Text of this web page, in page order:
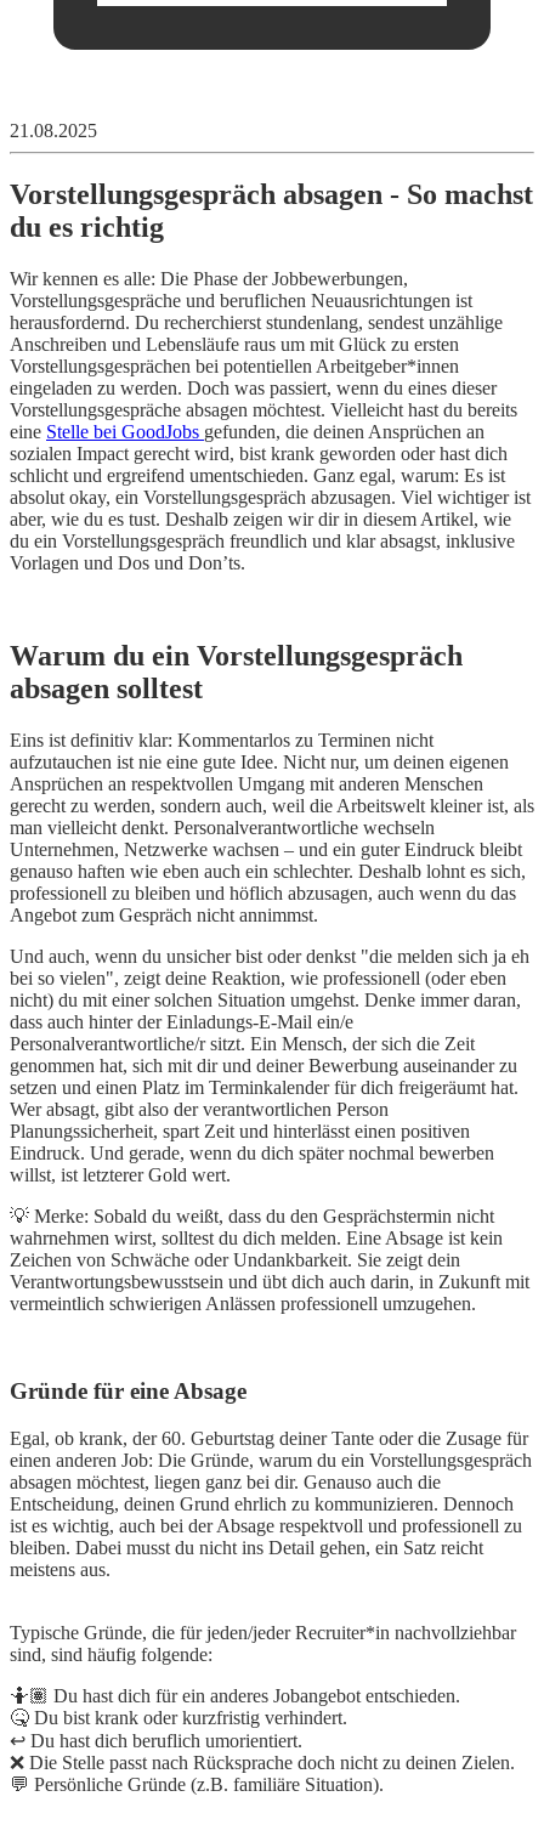
21.08.2025
Vorstellungsgespräch absagen - So machst
du es richtig
Wir kennen es alle: Die Phase der Jobbewerbungen,
Vorstellungsgespräche und beruflichen Neuausrichtungen ist
herausfordernd. Du recherchierst stundenlang, sendest unzählige
Anschreiben und Lebensläufe raus um mit Glück zu ersten
Vorstellungsgesprächen bei potentiellen Arbeitgeber*innen
eingeladen zu werden. Doch was passiert, wenn du eines dieser
Vorstellungsgespräche absagen möchtest. Vielleicht hast du bereits
eine Stelle bei GoodJobs gefunden, die deinen Ansprüchen an
sozialen Impact gerecht wird, bist krank geworden oder hast dich
schlicht und ergreifend umentschieden. Ganz egal, warum: Es ist
absolut okay, ein Vorstellungsgespräch abzusagen. Viel wichtiger ist
aber, wie du es tust. Deshalb zeigen wir dir in diesem Artikel, wie
du ein Vorstellungsgespräch freundlich und klar absagst, inklusive
Vorlagen und Dos und Don’ts.
Warum du ein Vorstellungsgespräch
absagen solltest
Eins ist definitiv klar: Kommentarlos zu Terminen nicht
aufzutauchen ist nie eine gute Idee. Nicht nur, um deinen eigenen
Ansprüchen an respektvollen Umgang mit anderen Menschen
gerecht zu werden, sondern auch, weil die Arbeitswelt kleiner ist, als
man vielleicht denkt. Personalverantwortliche wechseln
Unternehmen, Netzwerke wachsen – und ein guter Eindruck bleibt
genauso haften wie eben auch ein schlechter. Deshalb lohnt es sich,
professionell zu bleiben und höflich abzusagen, auch wenn du das
Angebot zum Gespräch nicht annimmst.
Und auch, wenn du unsicher bist oder denkst "die melden sich ja eh
bei so vielen", zeigt deine Reaktion, wie professionell (oder eben
nicht) du mit einer solchen Situation umgehst. Denke immer daran,
dass auch hinter der Einladungs-E-Mail ein/e
Personalverantwortliche/r sitzt. Ein Mensch, der sich die Zeit
genommen hat, sich mit dir und deiner Bewerbung auseinander zu
setzen und einen Platz im Terminkalender für dich freigeräumt hat.
Wer absagt, gibt also der verantwortlichen Person
Planungssicherheit, spart Zeit und hinterlässt einen positiven
Eindruck. Und gerade, wenn du dich später nochmal bewerben
willst, ist letzterer Gold wert.
💡 Merke: Sobald du weißt, dass du den Gesprächstermin nicht
wahrnehmen wirst, solltest du dich melden. Eine Absage ist kein
Zeichen von Schwäche oder Undankbarkeit. Sie zeigt dein
Verantwortungsbewusstsein und übt dich auch darin, in Zukunft mit
vermeintlich schwierigen Anlässen professionell umzugehen.
Gründe für eine Absage
Egal, ob krank, der 60. Geburtstag deiner Tante oder die Zusage für
einen anderen Job: Die Gründe, warum du ein Vorstellungsgespräch
absagen möchtest, liegen ganz bei dir. Genauso auch die
Entscheidung, deinen Grund ehrlich zu kommunizieren. Dennoch
ist es wichtig, auch bei der Absage respektvoll und professionell zu
bleiben. Dabei musst du nicht ins Detail gehen, ein Satz reicht
meistens aus.
Typische Gründe, die für jeden/jeder Recruiter*in nachvollziehbar
sind, sind häufig folgende:
🤷🏽 Du hast dich für ein anderes Jobangebot entschieden.
🤒 Du bist krank oder kurzfristig verhindert.
↩️ Du hast dich beruflich umorientiert.
❌ Die Stelle passt nach Rücksprache doch nicht zu deinen Zielen.
💬 Persönliche Gründe (z.B. familiäre Situation).